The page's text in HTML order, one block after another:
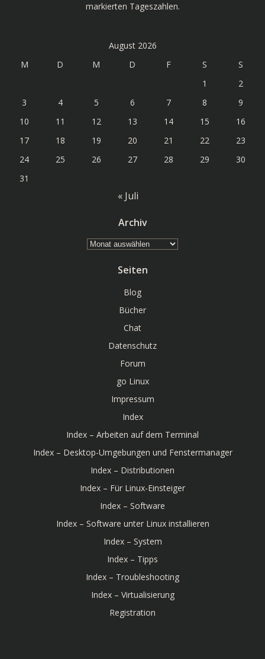
markierten Tageszahlen.
August 2026
M
D M D F S
S
1
2
3
4 5 6 7 8
9
10
11 12 13 14 15
16
17
18 19 20 21 22
23
24
25 26 27 28 29
30
31
« Juli
Archiv
Archiv
Seiten
Blog
Bücher
Chat
Datenschutz
Forum
go Linux
Impressum
Index
Index – Arbeiten auf dem Terminal
Index – Desktop-Umgebungen und Fenstermanager
Index – Distributionen
Index – Für Linux-Einsteiger
Index – Software
Index – Software unter Linux installieren
Index – System
Index – Tipps
Index – Troubleshooting
Index – Virtualisierung
Registration